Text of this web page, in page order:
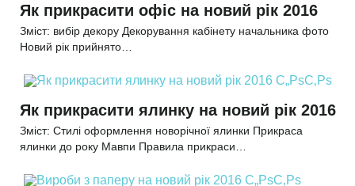
Як прикрасити офіс на новий рік 2016
Зміст: вибір декору Декорування кабінету начальника фото
Новий рік прийнято…
Як прикрасити ялинку на новий рік 2016
Зміст: Стилі оформлення новорічної ялинки Прикраса
ялинки до року Мавпи Правила прикраси…